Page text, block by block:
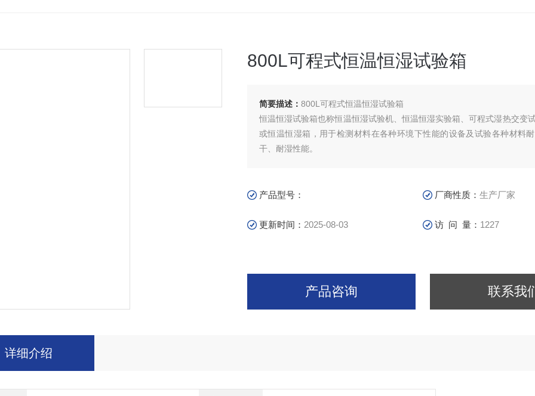
800L可程式恒温恒湿试验箱
简要描述： 800L可程式恒温恒湿试验箱
恒温恒湿试验箱也称恒温恒湿试验机、恒温恒湿实验箱、可程式湿热交变
或恒温恒湿箱，用于检测材料在各种环境下性能的设备及试验各种材料
干、耐湿性能。
产品型号： 厂商性质： 生产厂家
更新时间： 2025-08-03 访 问 量： 1227
产品咨询 联系我
详细介绍